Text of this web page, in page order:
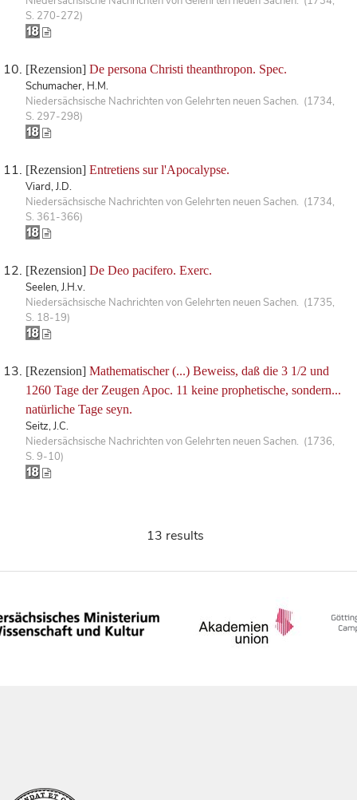
S. 270-272)
[Rezension] De persona Christi theanthropon. Spec.
Schumacher, H.M.
Niedersächsische Nachrichten von Gelehrten neuen Sachen. (1734,
S. 297-298)
[Rezension] Entretiens sur l'Apocalypse.
Viard, J.D.
Niedersächsische Nachrichten von Gelehrten neuen Sachen. (1734,
S. 361-366)
[Rezension] De Deo pacifero. Exerc.
Seelen, J.H.v.
Niedersächsische Nachrichten von Gelehrten neuen Sachen. (1735,
S. 18-19)
[Rezension] Mathematischer (...) Beweiss, daß die 3 1/2 und
1260 Tage der Zeugen Apoc. 11 keine prophetische, sondern...
natürliche Tage seyn.
Seitz, J.C.
Niedersächsische Nachrichten von Gelehrten neuen Sachen. (1736,
S. 9-10)
13 results